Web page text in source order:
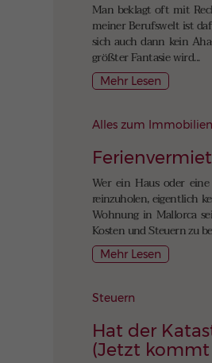
Man beklagt oft mit
meiner Berufswelt ist
sich auch dann kein
größter Fantasie wird...
Mehr Lesen
Alles zum
Wer ein Haus oder
reinzuholen, eigentlich
Wohnung in Mallorca
Kosten und Steuern zu
Mehr Lesen
Steuern
Hat der
(Jetzt